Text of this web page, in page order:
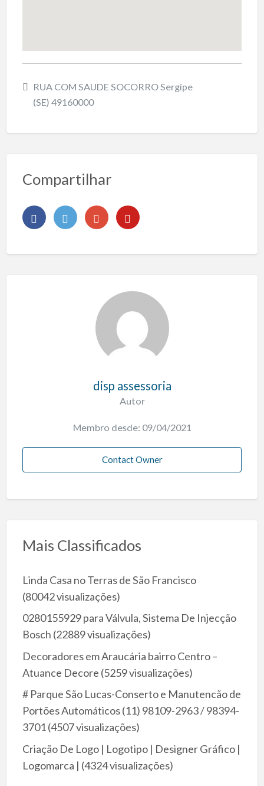
RUA COM SAUDE SOCORRO Sergipe
(SE) 49160000
Compartilhar
disp assessoria
Autor
Membro desde: 09/04/2021
Contact Owner
Mais Classificados
Linda Casa no Terras de São Francisco
(80042 visualizações)
0280155929 para Válvula, Sistema De Injecção
Bosch (22889 visualizações)
Decoradores em Araucária bairro Centro –
Atuance Decore (5259 visualizações)
# Parque São Lucas-Conserto e Manutencão de
Portões Automáticos (11) 98109-2963 / 98394-
3701(4507 visualizações)
Criação De Logo | Logotipo | Designer Gráfico |
Logomarca | (4324 visualizações)